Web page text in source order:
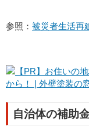
参照： 被災者生活再
自治体の補助